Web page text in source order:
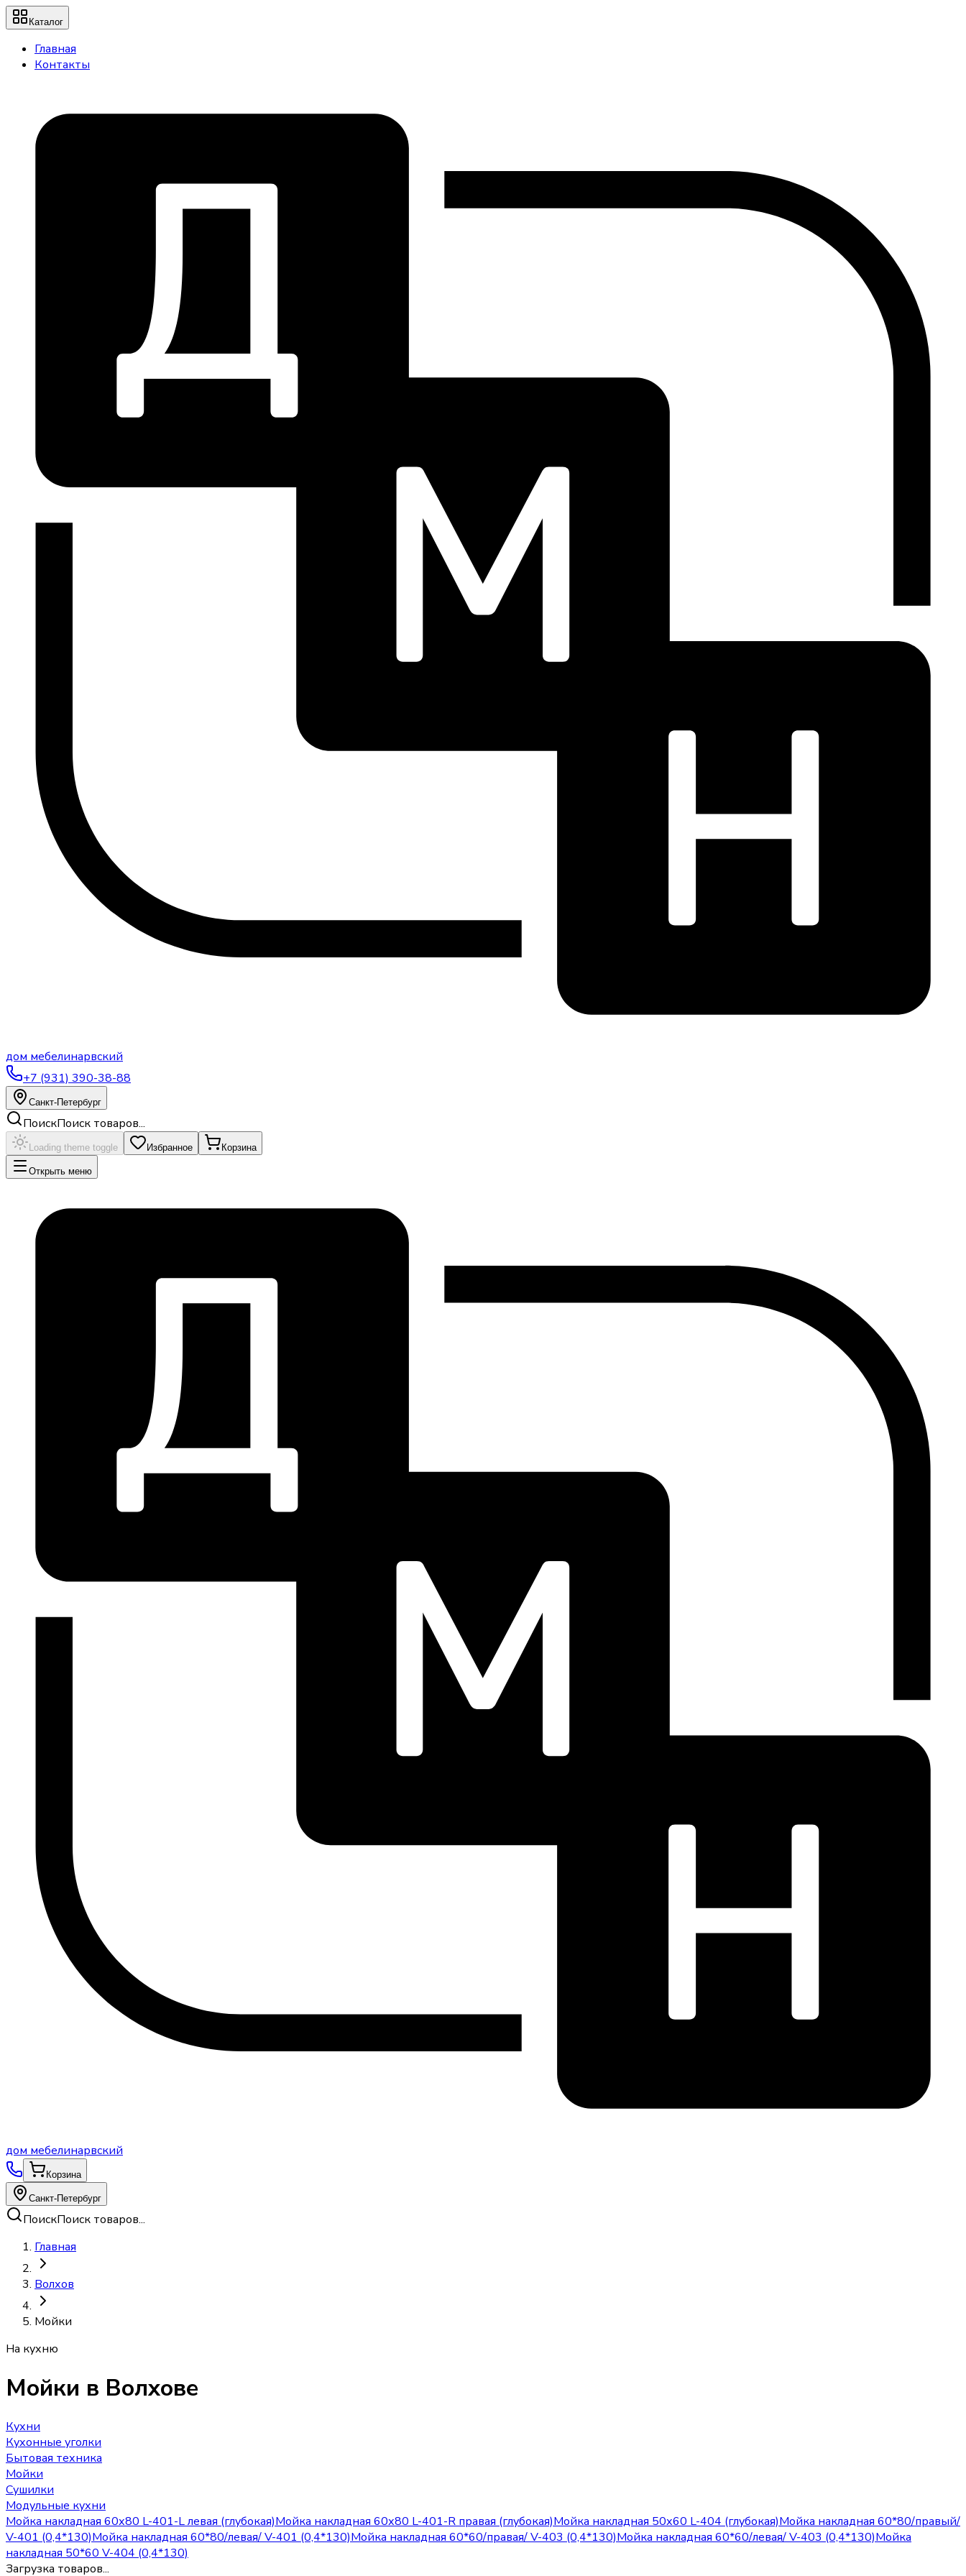
Каталог
Главная
Контакты
дом мебелинарвский
+7 (931) 390-38-88
Санкт-Петербург
ПоискПоиск товаров...
Loading theme toggle Избранное Корзина
Открыть меню
доммебелинарвский
Корзина
Санкт-Петербург
ПоискПоиск товаров...
Главная
Волхов
Мойки
На кухню
Мойки в Волхове
Кухни
Кухонные уголки
Бытовая техника
Мойки
Сушилки
Модульные кухни
Мойка накладная 60х80 L-401-L левая (глубокая)Мойка накладная 60х80 L-401-R правая (глубокая)Мойка накладная 50х60 L-404 (глубокая)Мойка накладная 60*80/правый/
V-401 (0,4*130)Мойка накладная 60*80/левая/ V-401 (0,4*130)Мойка накладная 60*60/правая/ V-403 (0,4*130)Мойка накладная 60*60/левая/ V-403 (0,4*130)Мойка
накладная 50*60 V-404 (0,4*130)
Загрузка товаров...